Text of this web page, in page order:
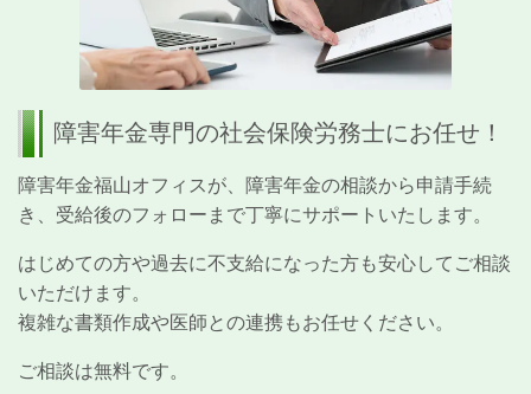
障害年金専門の社会保険労務士にお任せ！
障害年金福山オフィスが、障害年金の相談から申請手続
き、受給後のフォローまで丁寧にサポートいたします。
はじめての方や過去に不支給になった方も安心してご相談
いただけます。
複雑な書類作成や医師との連携もお任せください。
ご相談は無料です。